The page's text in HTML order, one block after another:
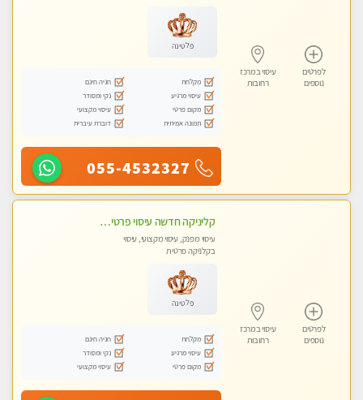
לפרטים
נוספים
עיסוי במרכז
רחובות
פלטינה
מקלחת
חניה חינם
עיסוי מרגיע
נקי ומסודר
מקום פרטי
עיסוי מקצועי
תמונה אמיתית
דוברת עיברית
055-4532327
לפרטים
נוספים
עיסוי במרכז
רחובות
קליניקה חדשה עיסוי פרטי ומיוחד על ידי מגע קסם איכותי
עיסוי מפנק, עיסוי מקצועי, עיסוי
בקלניקה פרטית
פלטינה
מקלחת
חניה חינם
עיסוי מרגיע
נקי ומסודר
מקום פרטי
עיסוי מקצועי